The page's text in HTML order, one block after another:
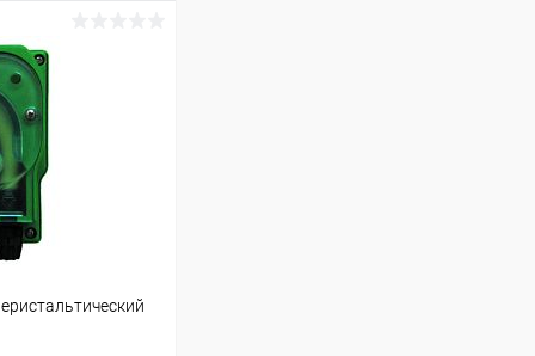
В наличии